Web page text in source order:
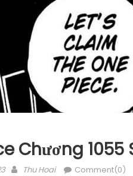
Chương 1055
Author
Thu Hoai Comment(0)